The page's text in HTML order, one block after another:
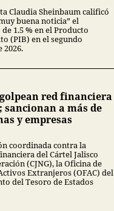
Claudia Sheinbaum calificó
buena noticia” el
1.5 % en el Producto
(PIB) en el segundo
2026.
golpean red financiera
sancionan a más de
y empresas
coordinada contra la
del Cártel Jalisco
(CJNG), la Oficina de
Extranjeros (OFAC) del
del Tesoro de Estados